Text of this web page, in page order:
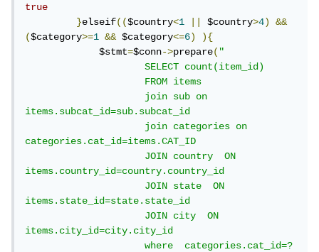
true
}elseif(($country<1 || $country>4)
&&
($category>=1 && $category<=6)
){
$stmt=$conn->prepare("
SELECT count(item_id)
FROM items
join sub on
items.subcat_id=sub.subcat_id
join categories on
categories.cat_id=items.CAT_ID
JOIN country  ON
items.country_id=country.country_id
JOIN state  ON
items.state_id=state.state_id
JOIN city  ON
items.city_id=city.city_id
where  categories.cat_id=?